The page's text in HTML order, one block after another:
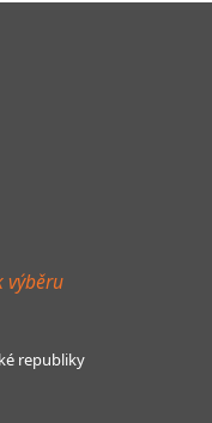
výběru
republiky